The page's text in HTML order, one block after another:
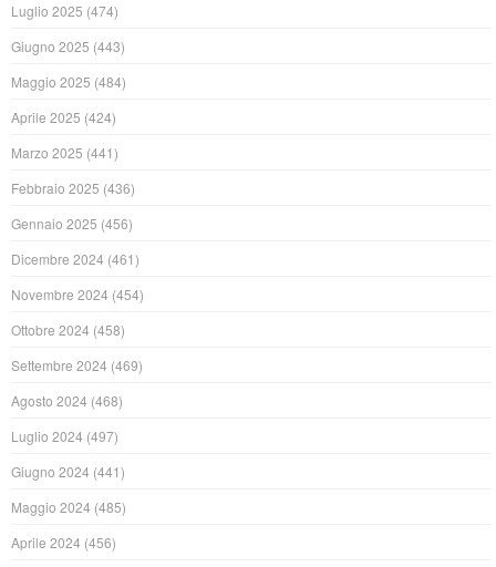
Luglio 2025 (474)
Giugno 2025 (443)
Maggio 2025 (484)
Aprile 2025 (424)
Marzo 2025 (441)
Febbraio 2025 (436)
Gennaio 2025 (456)
Dicembre 2024 (461)
Novembre 2024 (454)
Ottobre 2024 (458)
Settembre 2024 (469)
Agosto 2024 (468)
Luglio 2024 (497)
Giugno 2024 (441)
Maggio 2024 (485)
Aprile 2024 (456)